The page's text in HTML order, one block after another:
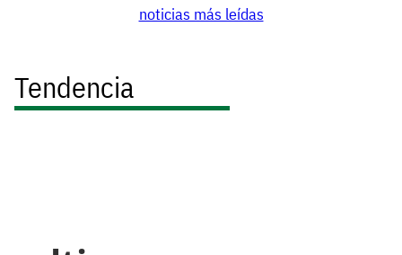
noticias más leídas
Tendencia